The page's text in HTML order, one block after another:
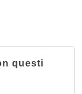
questi